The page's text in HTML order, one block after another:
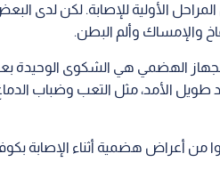
الأولية للإصابة. لكن لدى
والإمساك وألم البطن.
الهضمي هي الشكوى الوحيدة بعد
الأمد، مثل التعب وضباب
من أعراض هضمية أثناء الإصابة